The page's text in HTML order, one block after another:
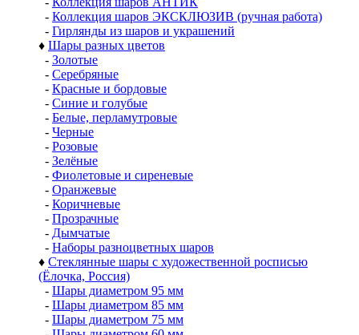
- Коллекция шаров ЭКСКЛЮЗИВ (ручная работа)
- Гирлянды из шаров и украшений
♦ Шары разных цветов
- Золотые
- Серебряные
- Красные и бордовые
- Синие и голубые
- Белые, перламутровые
- Черные
- Розовые
- Зелёные
- Фиолетовые и сиреневые
- Оранжевые
- Коричневые
- Прозрачные
- Дымчатые
- Наборы разноцветных шаров
♦ Стеклянные шары с художественной росписью
(Ёлочка, Россия)
- Шары диаметром 95 мм
- Шары диаметром 85 мм
- Шары диаметром 75 мм